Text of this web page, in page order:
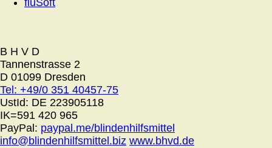
fluSoft
B H V D
Tannenstrasse 2
D 01099 Dresden
Tel: +49/0 351 40457-75
UstId: DE 223905118
IK=591 420 965
PayPal: paypal.me/blindenhilfsmittel
info@blindenhilfsmittel.biz www.bhvd.de